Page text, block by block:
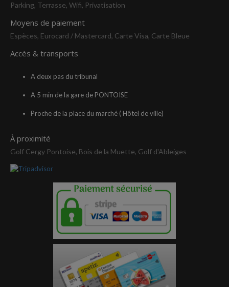
Parking, Terrasse, Wifi, Privatisation
Moyens de paiement
Espèces, Eurocard / Mastercard, Carte Visa, Carte Bleue
Accès & transports
A deux pas du tribunal
A 5 min de la gare de PONTOISE
Proche de la place du marché ( Hôtel de ville)
À proximité
Golf Cergy Pontoise, Bois de la Muette, Golf d'Ableiges